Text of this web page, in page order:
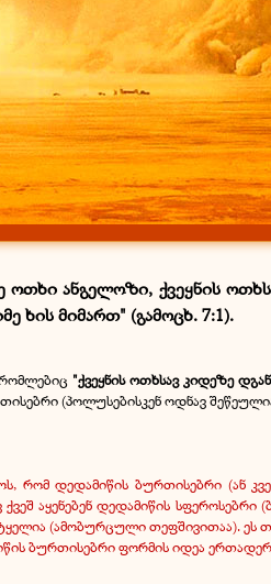
ოთხი ანგელოზი, ქვეყნის
ხის მიმართ" (გამოცხ. 7:1).
"ქვეყნის ოთხსავ კიდეზე
(პოლუსებისკენ ოდნავ
რომ დედამიწის ბურთისებრი (ან
აყენებენ დედამიწის
(ამობურცული თეფშივითაა). ეს
ბურთისებრი ფორმის იდეა